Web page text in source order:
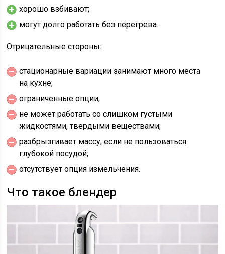
хорошо взбивают;
могут долго работать без перегрева.
Отрицательные стороны:
стационарные вариации занимают много места
на кухне;
ограниченные опции;
не может работать со слишком густыми
жидкостями, твердыми веществами;
разбрызгивает массу, если не пользоваться
глубокой посудой;
отсутствует опция измельчения.
Что такое блендер